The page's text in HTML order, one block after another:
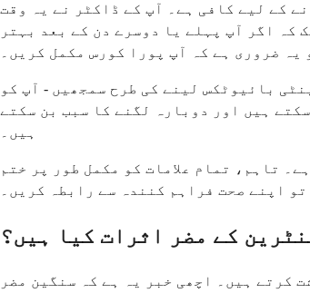
کے لیے کافی ہے۔ آپ کے ڈاکٹر نے یہ وقت
کہ اگر آپ پہلے یا دوسرے دن کے بعد بہتر
یہ ضروری ہے کہ آپ پورا کورس مکمل کریں۔
بائیوٹکس لینے کی طرح سمجھیں - آپ کو
ہیں اور دوبارہ لگنے کا سبب بن سکتے
ہیں۔
واپس آتی ہے۔ تاہم، تمام علامات کو مکمل طور پر ختم
اپنے صحت فراہم کنندہ سے رابطہ کریں۔
کے مضر اثرات کیا ہیں؟
کرتے ہیں۔ اچھی خبر یہ ہے کہ سنگین مضر